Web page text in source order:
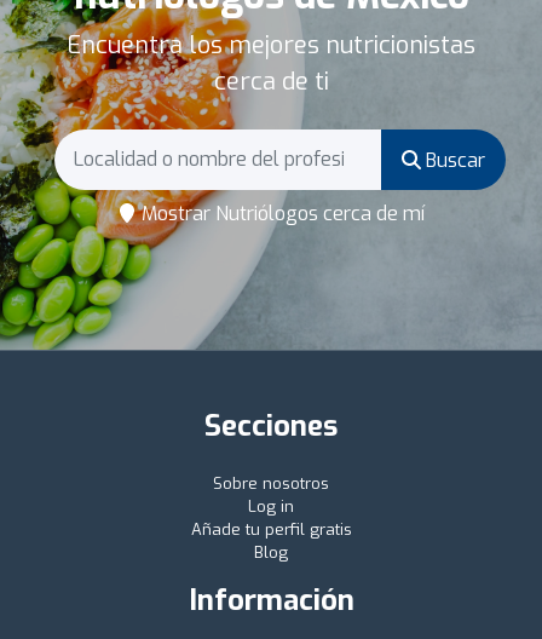
Encuentra los mejores nutricionistas
cerca de ti
Buscar
Mostrar Nutriólogos cerca de mí
Secciones
Sobre nosotros
Log in
Añade tu perfil gratis
Blog
Información